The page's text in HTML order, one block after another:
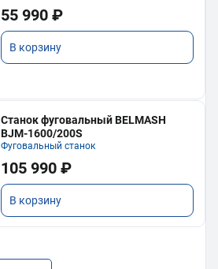
55 990 ₽
В корзину
Станок фуговальный BELMASH
BJM-1600/200S
Фуговальный станок
105 990 ₽
В корзину